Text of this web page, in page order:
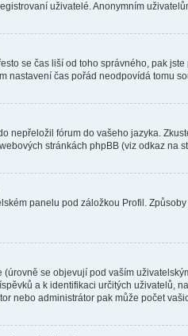
uživatelé. Anonymním
se čas liší od toho správného, pak
nastavení čas pořád neodpovídá tomu
nepřeložil fórum do vašeho jazyka.
stránkách phpBB (viz odkaz na
panelu pod záložkou Profil.
se objevují pod vaším
a k identifikaci určitých uživatelů,
nebo administrátor pak může počet